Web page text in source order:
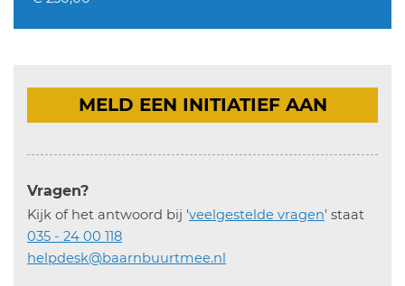
MELD EEN INITIATIEF AAN
Vragen?
Kijk of het antwoord bij 'veelgestelde vragen' staat
035 - 24 00 118
helpdesk@baarnbuurtmee.nl